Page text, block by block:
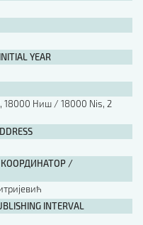
YEAR
18000 Ниш / 18000 Nis, 2
КООРДИНАТОР /
INTERVAL